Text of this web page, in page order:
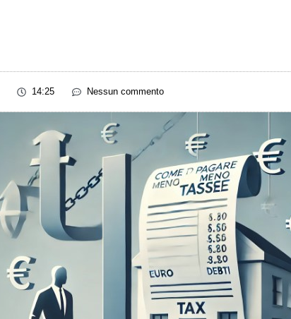
14:25 Nessun commento